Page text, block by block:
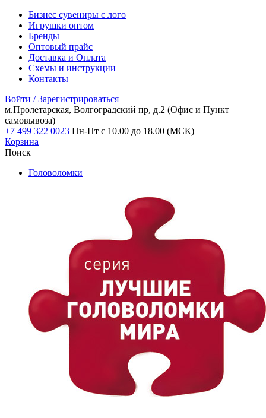
Бизнес сувениры с лого
Игрушки оптом
Бренды
Оптовый прайс
Доставка и Оплата
Схемы и инструкции
Контакты
Войти / Зарегистрироваться
м.Пролетарская, Волгоградский пр, д.2 (Офис и Пункт
самовывоза)
+7 499 322 0023 Пн-Пт с 10.00 до 18.00 (МСК)
Корзина
Поиск
Головоломки